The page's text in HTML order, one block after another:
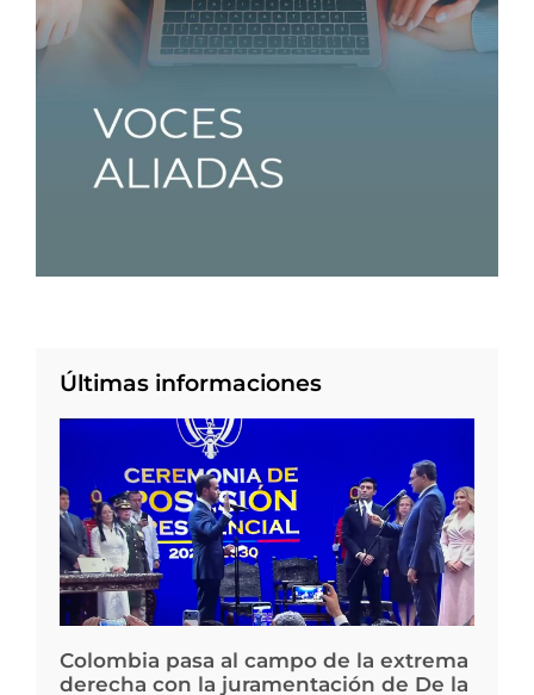
Últimas informaciones
Colombia pasa al campo de la extrema
derecha con la juramentación de De la